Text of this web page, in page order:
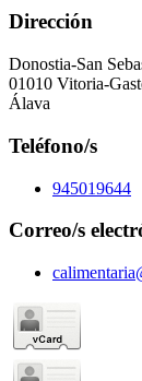
Dirección
Donostia-San
01010 Vitoria-
Álava
Teléfono/s
945019644
Correo/s